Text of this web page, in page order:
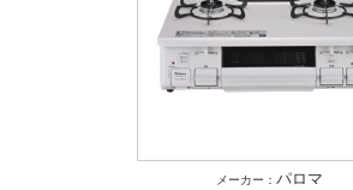
メーカー： パロマ